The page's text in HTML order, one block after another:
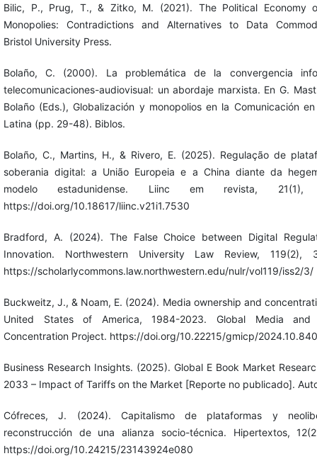
Bilic, P., Prug, T., & Zitko, M. (2021). The Political Economy
Monopolies: Contradictions and Alternatives to Data
Bristol University Press.
Bolaño, C. (2000). La problemática de la convergencia
telecomunicaciones-audiovisual: un abordaje marxista. En G.
Bolaño (Eds.), Globalización y monopolios en la Comunicación
Latina (pp. 29-48). Biblos.
Bolaño, C., Martins, H., & Rivero, E. (2025). Regulação de
soberania digital: a União Europeia e a China diante da
modelo estadunidense. Liinc em revista, 21(1),
https://doi.org/10.18617/liinc.v21i1.7530
Bradford, A. (2024). The False Choice between Digital
Innovation. Northwestern University Law Review, 119(2),
https://scholarlycommons.law.northwestern.edu/nulr/vol119/iss2/3/
Buckweitz, J., & Noam, E. (2024). Media ownership and
United States of America, 1984-2023. Global Media and
Concentration Project. https://doi.org/10.22215/gmicp/2024.10.840
Business Research Insights. (2025). Global E Book Market
2033 – Impact of Tariffs on the Market [Reporte no publicado].
Cófreces, J. (2024). Capitalismo de plataformas y
reconstrucción de una alianza socio-técnica. Hipertextos,
https://doi.org/10.24215/23143924e080